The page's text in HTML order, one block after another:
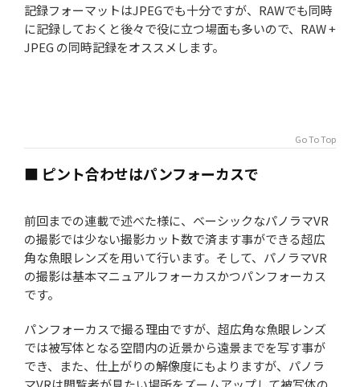
記録フォーマットはJPEGでも十分ですが、RAWでも同時
に記録しておくと後々で役に立つ場面も多いので、RAW +
JPEG の同時記録をオススメします。
Go To Top
■ ピント合わせはパンフォーカスで
前回までの連載で述べた様に、ベーシックなパノラマVR
の撮影では少ない撮影カット数で済ます事ができる超広
角な魚眼レンズを用いて行います。そして、パノラマVR
の撮影は基本マニュアルフォーカスかつパンフォーカス
です。
パンフォーカスで撮る理由ですが、超広角な魚眼レンズ
では被写体となる空間内の近景から遠景までを写す事が
でき、また、仕上がりの解像度にもよりますが、パノラ